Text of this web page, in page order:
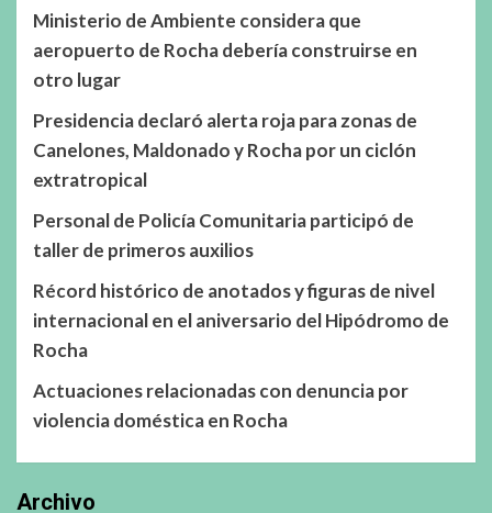
Ministerio de Ambiente considera que
aeropuerto de Rocha debería construirse en
otro lugar
Presidencia declaró alerta roja para zonas de
Canelones, Maldonado y Rocha por un ciclón
extratropical
Personal de Policía Comunitaria participó de
taller de primeros auxilios
Récord histórico de anotados y figuras de nivel
internacional en el aniversario del Hipódromo de
Rocha
Actuaciones relacionadas con denuncia por
violencia doméstica en Rocha
Archivo